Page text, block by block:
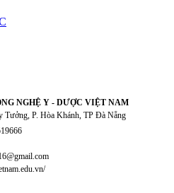
NGHỆ Y - DƯỢC VIỆT NAM
Tưởng, P. Hòa Khánh, TP Đà Nẵng